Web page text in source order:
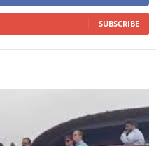
SUBSCRIBE